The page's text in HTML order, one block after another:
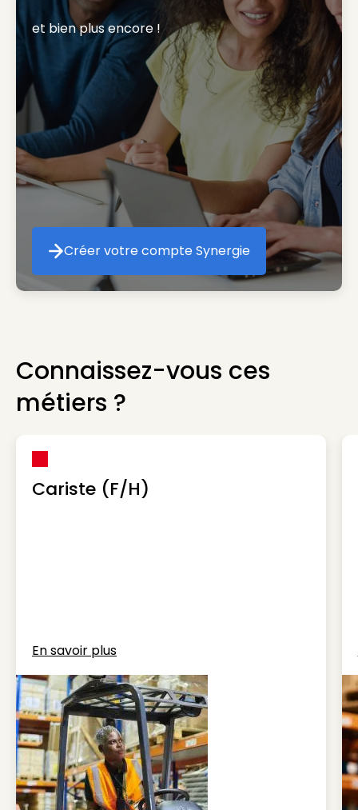
et bien plus encore !
Créer votre compte Synergie
Créer votre compte Synergie
Connaissez-vous ces
métiers ?
Cariste (F/H)
En savoir plus